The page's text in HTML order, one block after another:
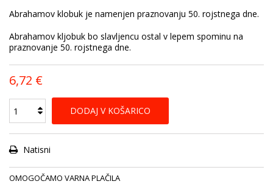
Abrahamov klobuk je namenjen praznovanju 50. rojstnega dne.
Abrahamov kljobuk bo slavljencu ostal v lepem spominu na
praznovanje 50. rojstnega dne.
6,72 €
DODAJ V KOŠARICO
Natisni
OMOGOČAMO VARNA PLAČILA